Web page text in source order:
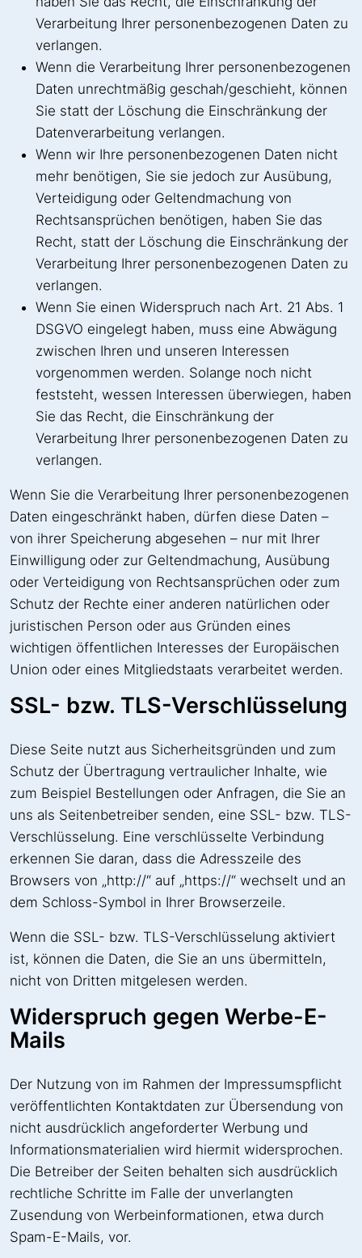
Verarbeitung Ihrer personenbezogenen Daten zu
verlangen.
Wenn die Verarbeitung Ihrer personenbezogenen
Daten unrechtmäßig geschah/geschieht, können
Sie statt der Löschung die Einschränkung der
Datenverarbeitung verlangen.
Wenn wir Ihre personenbezogenen Daten nicht
mehr benötigen, Sie sie jedoch zur Ausübung,
Verteidigung oder Geltendmachung von
Rechtsansprüchen benötigen, haben Sie das
Recht, statt der Löschung die Einschränkung der
Verarbeitung Ihrer personenbezogenen Daten zu
verlangen.
Wenn Sie einen Widerspruch nach Art. 21 Abs. 1
DSGVO eingelegt haben, muss eine Abwägung
zwischen Ihren und unseren Interessen
vorgenommen werden. Solange noch nicht
feststeht, wessen Interessen überwiegen, haben
Sie das Recht, die Einschränkung der
Verarbeitung Ihrer personenbezogenen Daten zu
verlangen.
Wenn Sie die Verarbeitung Ihrer personenbezogenen
Daten eingeschränkt haben, dürfen diese Daten –
von ihrer Speicherung abgesehen – nur mit Ihrer
Einwilligung oder zur Geltendmachung, Ausübung
oder Verteidigung von Rechtsansprüchen oder zum
Schutz der Rechte einer anderen natürlichen oder
juristischen Person oder aus Gründen eines
wichtigen öffentlichen Interesses der Europäischen
Union oder eines Mitgliedstaats verarbeitet werden.
SSL- bzw. TLS-Verschlüsselung
Diese Seite nutzt aus Sicherheitsgründen und zum
Schutz der Übertragung vertraulicher Inhalte, wie
zum Beispiel Bestellungen oder Anfragen, die Sie an
uns als Seitenbetreiber senden, eine SSL- bzw. TLS-
Verschlüsselung. Eine verschlüsselte Verbindung
erkennen Sie daran, dass die Adresszeile des
Browsers von „http://“ auf „https://“ wechselt und an
dem Schloss-Symbol in Ihrer Browserzeile.
Wenn die SSL- bzw. TLS-Verschlüsselung aktiviert
ist, können die Daten, die Sie an uns übermitteln,
nicht von Dritten mitgelesen werden.
Widerspruch gegen Werbe-E-
Mails
Der Nutzung von im Rahmen der Impressumspflicht
veröffentlichten Kontaktdaten zur Übersendung von
nicht ausdrücklich angeforderter Werbung und
Informationsmaterialien wird hiermit widersprochen.
Die Betreiber der Seiten behalten sich ausdrücklich
rechtliche Schritte im Falle der unverlangten
Zusendung von Werbeinformationen, etwa durch
Spam-E-Mails, vor.